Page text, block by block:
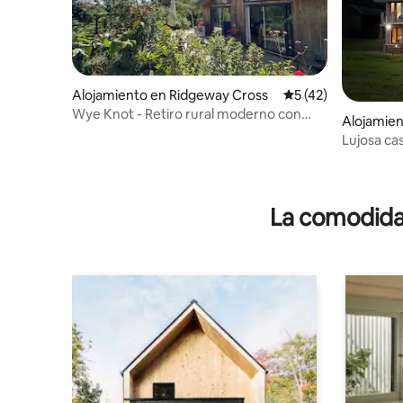
Alojamiento en Ridgeway Cross Calificación
5 (42)
Wye Knot - Retiro rural moderno con
Lujosa
La